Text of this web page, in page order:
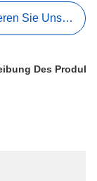
Sie Uns Jetzt
Des